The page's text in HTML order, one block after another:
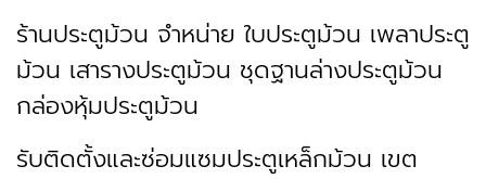
ร้านประตูม้วน จำหน่าย ใบประตูม้วน เพลาประตู
ม้วน เสารางประตูม้วน ชุดฐานล่างประตูม้วน
กล่องหุ้มประตูม้วน
รับติดตั้งและซ่อมแซมประตูเหล็กม้วน เขต